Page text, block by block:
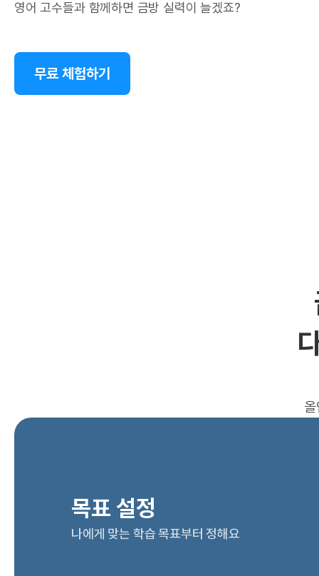
영어 고수들과 함께하면 금방 실력이 늘겠죠?
무료 체험하기
목표 설정
나에게 맞는 학습 목표부터 정해요